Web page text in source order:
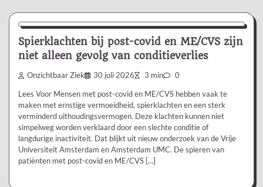
Nieuws/Informatie
Spierklachten bij post-covid en ME/CVS zijn
niet alleen gevolg van conditieverlies
Onzichtbaar Ziek 30 juli 2026 3 min 0
Lees Voor Mensen met post-covid en ME/CVS hebben vaak te
maken met ernstige vermoeidheid, spierklachten en een sterk
verminderd uithoudingsvermogen. Deze klachten kunnen niet
simpelweg worden verklaard door een slechte conditie of
langdurige inactiviteit. Dat blijkt uit nieuw onderzoek van de Vrije
Universiteit Amsterdam en Amsterdam UMC. De spieren van
patiënten met post-covid en ME/CVS […]